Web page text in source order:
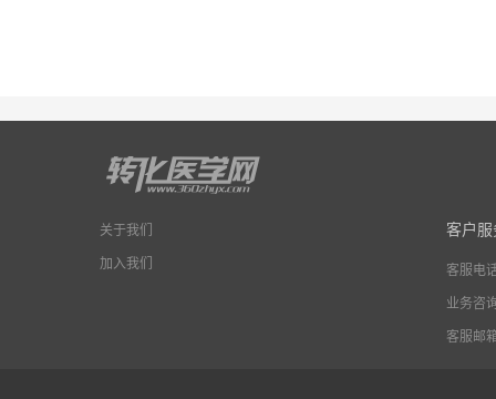
关于我们
加入我们
客户服
客服电
业务咨
客服邮